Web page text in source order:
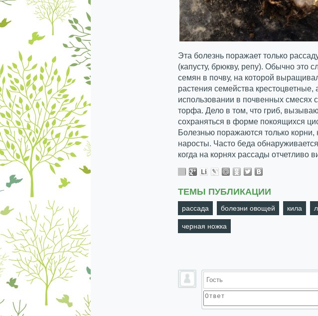
Эта болезнь поражает только
(капусту, брюкву, репу). Обычно это
семян в почву, на которой
растения семейства крестоцветные,
использовании в почвенных смесях
торфа. Дело в том, что гриб,
сохраняться в форме покоящихся
Болезнью поражаются только корни,
наросты. Часто беда
когда на корнях рассады отчетливо
ТЕМЫ ПУБЛИКАЦИИ
рассада болезни овощей кила
черная ножка